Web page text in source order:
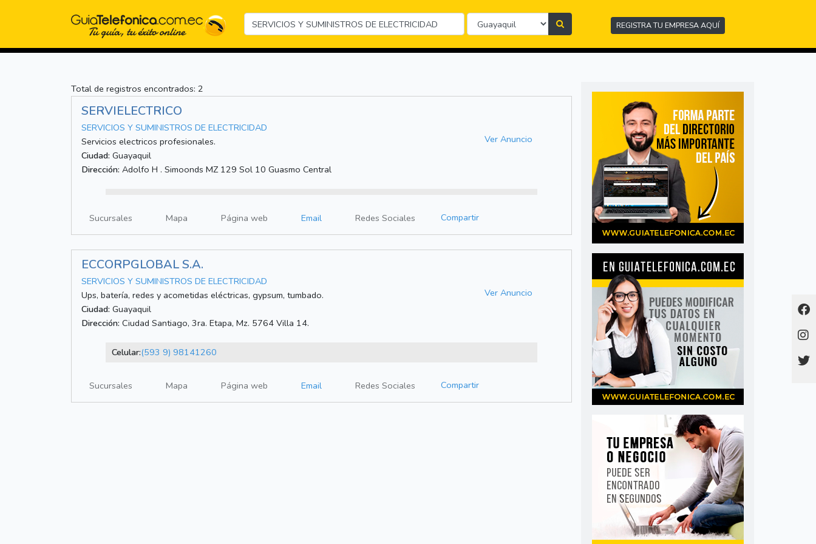
REGISTRA TU EMPRESA AQUÍ
Total de registros encontrados: 2
SERVIELECTRICO
SERVICIOS Y SUMINISTROS DE ELECTRICIDAD
Servicios electricos profesionales.
Ciudad: Guayaquil
Dirección: Adolfo H . Simoonds MZ 129 Sol 10 Guasmo Central
Ver Anuncio
Sucursales Mapa Página web Email Redes Sociales Compartir
ECCORPGLOBAL S.A.
SERVICIOS Y SUMINISTROS DE ELECTRICIDAD
Ups, batería, redes y acometidas eléctricas, gypsum, tumbado.
Ciudad: Guayaquil
Dirección: Ciudad Santiago, 3ra. Etapa, Mz. 5764 Villa 14.
Ver Anuncio
Celular:(593 9) 98141260
Sucursales Mapa Página web Email Redes Sociales Compartir